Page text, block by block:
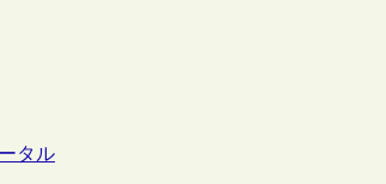
タル